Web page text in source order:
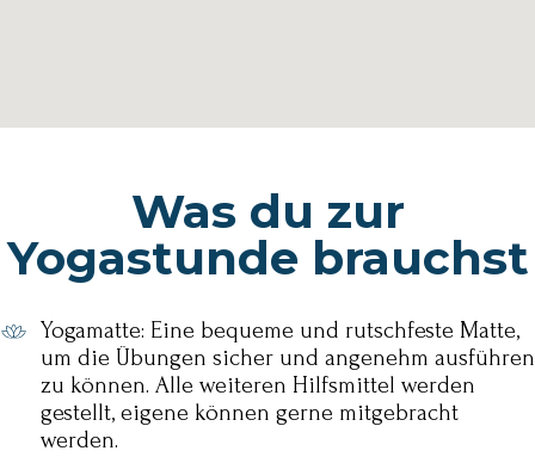
Was du zur
Yogastunde brauchst
Yogamatte: Eine bequeme und rutschfeste Matte,
um die Übungen sicher und angenehm ausführen
zu können. Alle weiteren Hilfsmittel werden
gestellt, eigene können gerne mitgebracht
werden.